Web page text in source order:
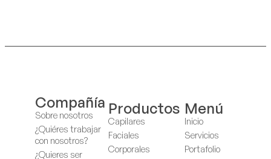
Compañía
Sobre nosotros
¿Quiéres trabajar
con nosotros?
¿Quieres ser
Productos
Capilares
Faciales
Corporales
Menú
Inicio
Servicios
Portafolio